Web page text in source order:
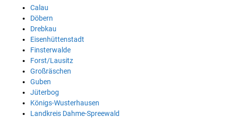
Calau
Döbern
Drebkau
Eisenhüttenstadt
Finsterwalde
Forst/Lausitz
Großräschen
Guben
Jüterbog
Königs-Wusterhausen
Landkreis Dahme-Spreewald